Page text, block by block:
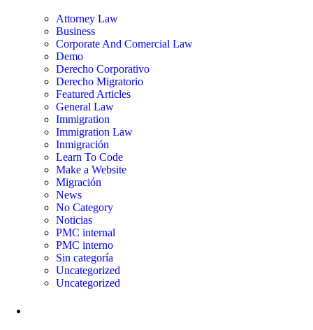
Attorney Law
Business
Corporate And Comercial Law
Demo
Derecho Corporativo
Derecho Migratorio
Featured Articles
General Law
Immigration
Immigration Law
Inmigración
Learn To Code
Make a Website
Migración
News
No Category
Noticias
PMC internal
PMC interno
Sin categoría
Uncategorized
Uncategorized